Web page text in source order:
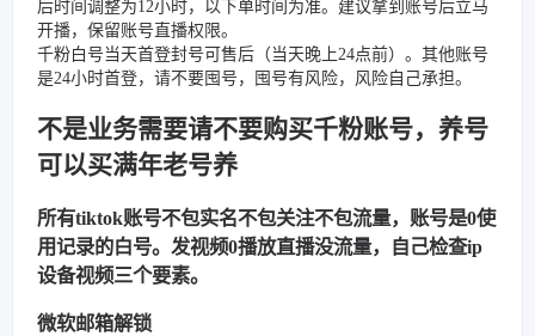
后时间调整为12小时，以下单时间为准。建议拿到账号后立马
开播，保留账号直播权限。
千粉白号当天首登封号可售后（当天晚上24点前）。其他账号
是24小时首登，请不要囤号，囤号有风险，风险自己承担。
不是业务需要请不要购买千粉账号，养号
可以买满年老号养
所有tiktok账号不包实名不包关注不包流量，账号是0使
用记录的白号。发视频0播放直播没流量，自己检查ip
设备视频三个要素。
微软邮箱解锁